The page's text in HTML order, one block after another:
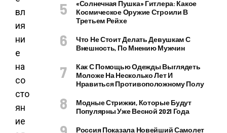
вл
ия
ни
е
на
со
сто
ян
ие
«Солнечная Пушка» Гитлера: Какое
Космическое Оружие Строили В
Третьем Рейхе
Что Не Стоит Делать Девушкам С
Внешность, По Мнению Мужчин
Как С Помощью Одежды Выглядеть
Моложе На Несколько Лет И
Нравиться Противоположному Полу
Модные Стрижки, Которые Будут
Популярны Уже Весной 2021 Года
Россия Показала Новейший Самолет